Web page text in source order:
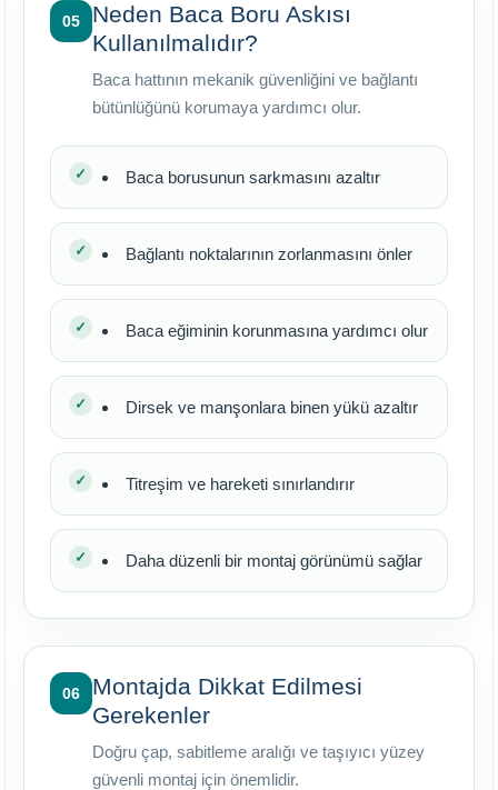
05
Neden Baca Boru Askısı
Kullanılmalıdır?
Baca hattının mekanik güvenliğini ve bağlantı
bütünlüğünü korumaya yardımcı olur.
Baca borusunun sarkmasını azaltır
Bağlantı noktalarının zorlanmasını önler
Baca eğiminin korunmasına yardımcı olur
Dirsek ve manşonlara binen yükü azaltır
Titreşim ve hareketi sınırlandırır
Daha düzenli bir montaj görünümü sağlar
06
Montajda Dikkat Edilmesi
Gerekenler
Doğru çap, sabitleme aralığı ve taşıyıcı yüzey
güvenli montaj için önemlidir.